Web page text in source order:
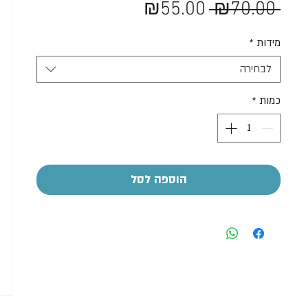
₪70.00
מחיר
₪55.00
מידות *
לבחירה
כמות *
הוספה לסל